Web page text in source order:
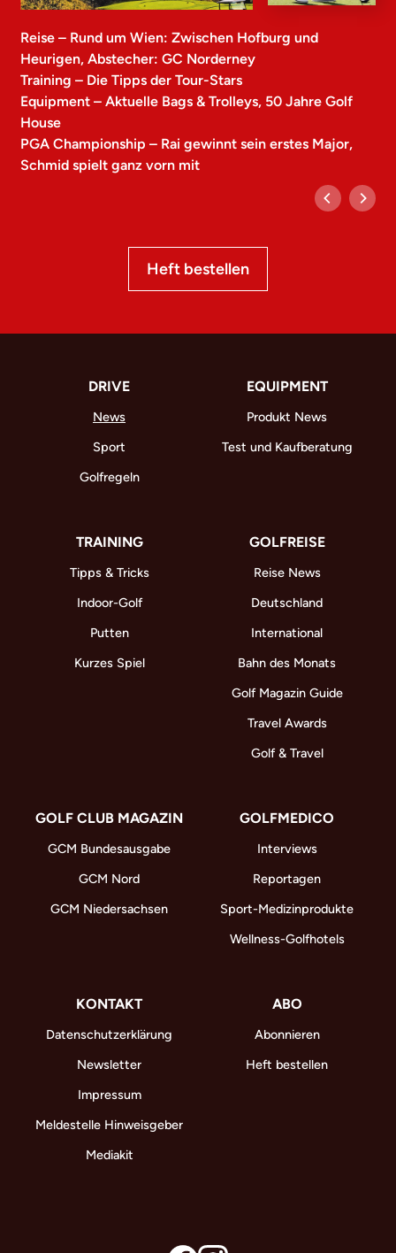
Reise – Rund um Wien: Zwischen Hofburg und
Heurigen, Abstecher: GC Norderney
Training – Die Tipps der Tour-Stars
Equipment – Aktuelle Bags & Trolleys, 50 Jahre Golf
House
PGA Championship – Rai gewinnt sein erstes Major,
Schmid spielt ganz vorn mit
Heft bestellen
DRIVE
News
Sport
Golfregeln
EQUIPMENT
Produkt News
Test und Kaufberatung
TRAINING
Tipps & Tricks
Indoor-Golf
Putten
Kurzes Spiel
GOLFREISE
Reise News
Deutschland
International
Bahn des Monats
Golf Magazin Guide
Travel Awards
Golf & Travel
GOLF CLUB MAGAZIN
GCM Bundesausgabe
GCM Nord
GCM Niedersachsen
GOLFMEDICO
Interviews
Reportagen
Sport-Medizinprodukte
Wellness-Golfhotels
KONTAKT
Datenschutzerklärung
Newsletter
Impressum
Meldestelle Hinweisgeber
Mediakit
ABO
Abonnieren
Heft bestellen